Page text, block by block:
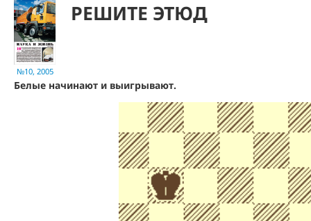
№10, 2005
РЕШИТЕ ЭТЮД
Белые начинают и выигрывают.